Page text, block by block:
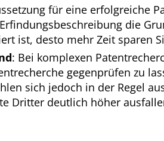
für eine erfolgreiche
die
ist, desto mehr Zeit sparen
: Bei komplexen
gegenprüfen zu
sich jedoch in der Regel
Dritter deutlich höher